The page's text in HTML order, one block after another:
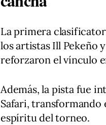
La primera
los artistas Ill Pekeño
reforzaron el vínculo
Además, la pista fue
Safari, transformando
espíritu del torneo.